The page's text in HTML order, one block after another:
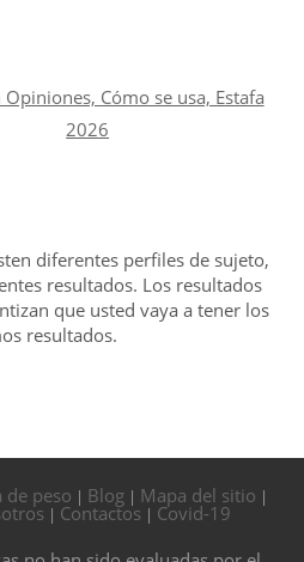
Cómo se usa, Estafa
2026
diferentes perfiles de sujeto,
resultados. Los resultados
que usted vaya a tener los
resultados.
de peso | Blog | Mapa del sitio |
| Contactos | Covid-19